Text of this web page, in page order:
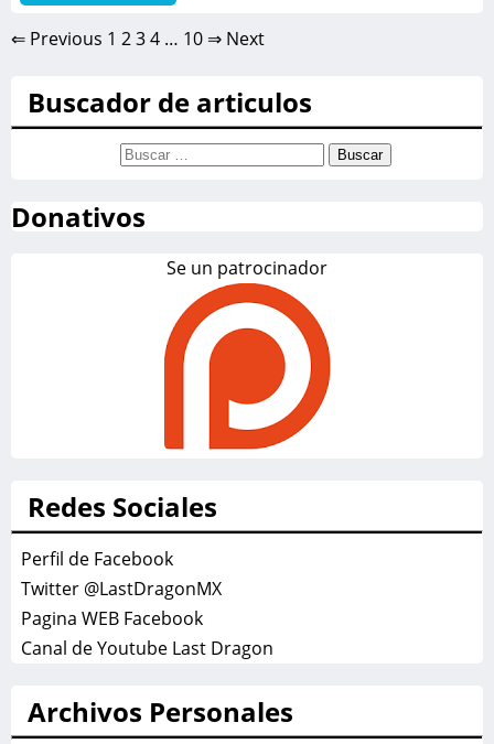
⇐ Previous 1 234 … 10 ⇒ Next
Buscador de articulos
Buscar:
Donativos
Se un patrocinador
Redes Sociales
Perfil de Facebook
Twitter @LastDragonMX
Pagina WEB Facebook
Canal de Youtube Last Dragon
Archivos Personales